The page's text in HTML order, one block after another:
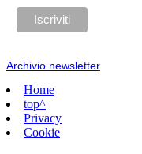
Archivio newsletter
Home
top^
Privacy
Cookie